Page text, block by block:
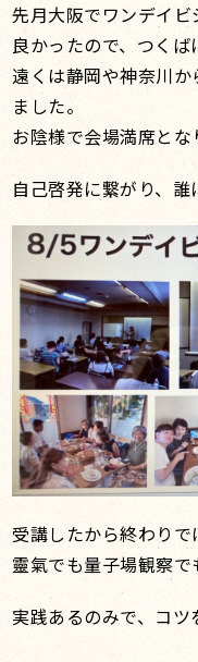
先月大阪でワンデイ
良かったので、つくば
遠くは静岡や神奈川
ました。
お陰様で会場満席とな
自己啓発に繋がり、誰
受講したから終わり
靈氣でも量子場観察で
実践あるのみで、コツ